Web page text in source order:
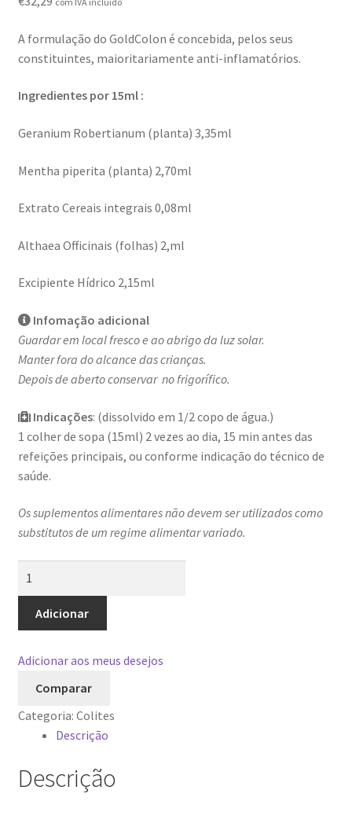
Novidades
Política de privacidade
Produtos
Registar-me como Profissional
Sobre
Terminar compra
A formulação do GoldColon é concebida, pelos seus
constituintes, maioritariamente anti-inflamatórios.
Ingredientes por 15ml :
Geranium Robertianum (planta) 3,35ml
Mentha piperita (planta) 2,70ml
Extrato Cereais integrais 0,08ml
Althaea Officinais (folhas) 2,ml
Excipiente Hídrico 2,15ml
Infomação adicional
Guardar em local fresco e ao abrigo da luz solar.
Manter fora do alcance das crianças.
Depois de aberto conservar no frigorífico.
Indicações: (dissolvido em 1/2 copo de água.)
1 colher de sopa (15ml) 2 vezes ao dia, 15 min antes das
refeições principais, ou conforme indicação do técnico de
saúde.
Os suplementos alimentares não devem ser utilizados como
substitutos de um regime alimentar variado.
GoldColon
Adicionar
Adicionar aos meus desejos
Comparar
Categoria: Colites
Descrição
Descrição